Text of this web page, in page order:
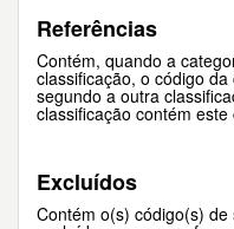
Referências
Contém, quando a
classificação, o código
segundo a outra
classificação contém este
Excluídos
Contém o(s) código(s)